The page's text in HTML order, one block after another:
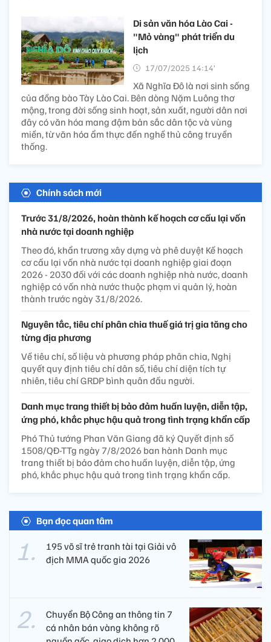
Di sản văn hóa Lào Cai -
"Mỏ vàng" phát triển du
lịch
17/07/2025 14:14’
Xã Nghĩa Đô là nơi sinh sống
của đồng bào Tày Lào Cai. Bên dòng Nặm Luông thơ
mộng, trong đời sống sinh hoạt, sản xuất, người dân nơi
đây có văn hóa mang đậm bản sắc dân tộc và vùng
miền, từ văn hóa ẩm thực đến nghề thủ công truyền
thống.
Chính sách mới
Trước 31/8/2026, hoàn thành kế hoạch cơ cấu lại vốn
nhà nước tại doanh nghiệp
Theo đó, khẩn trương xây dựng và phê duyệt Kế hoạch
cơ cấu lại vốn nhà nước tại doanh nghiệp giai đoạn
2026 - 2030 đối với các doanh nghiệp nhà nước, doanh
nghiệp có vốn nhà nước thuộc phạm vi quản lý, hoàn
thành trước ngày 31/8/2026.
Nguyên tắc, tiêu chí phân chia thuế giá trị gia tăng cho
từng địa phương
Về tiêu chí, số liệu và phương pháp phân chia, Nghị
quyết quy định tiêu chí dân số, tiêu chí diện tích tự
nhiên, tiêu chí GRDP bình quân đầu người.
Danh mục trang thiết bị bảo đảm huấn luyện, diễn tập,
ứng phó, khắc phục hậu quả trong tình trạng khẩn cấp
Phó Thủ tướng Phan Văn Giang đã ký Quyết định số
1508/QĐ-TTg ngày 7/8/2026 ban hành Danh mục
trang thiết bị bảo đảm cho huấn luyện, diễn tập, ứng
phó, khắc phục hậu quả trong tình trạng khẩn cấp.
Bạn đọc quan tâm
195 võ sĩ trẻ tranh tài tại Giải vô
địch MMA quốc gia 2026
Chuyển Bộ Công an thông tin 7
cá nhân bán vàng không rõ